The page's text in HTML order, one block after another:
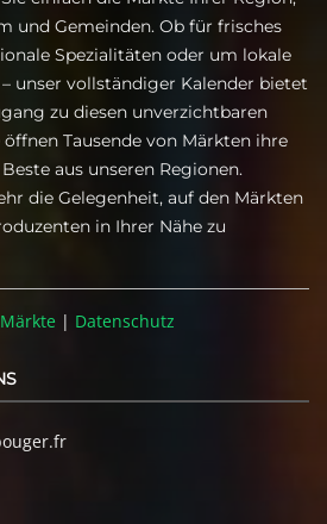
und Gemeinden. Ob für frisches
Spezialitäten oder um lokale
unser vollständiger Kalender bietet
zu diesen unverzichtbaren
Tausende von Märkten ihre
aus unseren Regionen.
die Gelegenheit, auf den Märkten
in Ihrer Nähe zu
Märkte | Datenschutz